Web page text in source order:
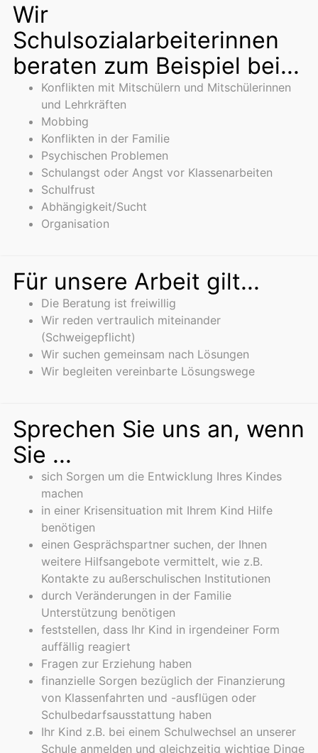
Wir
Schulsozialarbeiterinnen
beraten zum Beispiel bei...
Konflikten mit Mitschülern und Mitschülerinnen
und Lehrkräften
Mobbing
Konflikten in der Familie
Psychischen Problemen
Schulangst oder Angst vor Klassenarbeiten
Schulfrust
Abhängigkeit/Sucht
Organisation
Für unsere Arbeit gilt...
Die Beratung ist freiwillig
Wir reden vertraulich miteinander
(Schweigepflicht)
Wir suchen gemeinsam nach Lösungen
Wir begleiten vereinbarte Lösungswege
Sprechen Sie uns an, wenn
Sie ...
sich Sorgen um die Entwicklung Ihres Kindes
machen
in einer Krisensituation mit Ihrem Kind Hilfe
benötigen
einen Gesprächspartner suchen, der Ihnen
weitere Hilfsangebote vermittelt, wie z.B.
Kontakte zu außerschulischen Institutionen
durch Veränderungen in der Familie
Unterstützung benötigen
feststellen, dass Ihr Kind in irgendeiner Form
auffällig reagiert
Fragen zur Erziehung haben
finanzielle Sorgen bezüglich der Finanzierung
von Klassenfahrten und -ausflügen oder
Schulbedarfsausstattung haben
Ihr Kind z.B. bei einem Schulwechsel an unserer
Schule anmelden und gleichzeitig wichtige Dinge